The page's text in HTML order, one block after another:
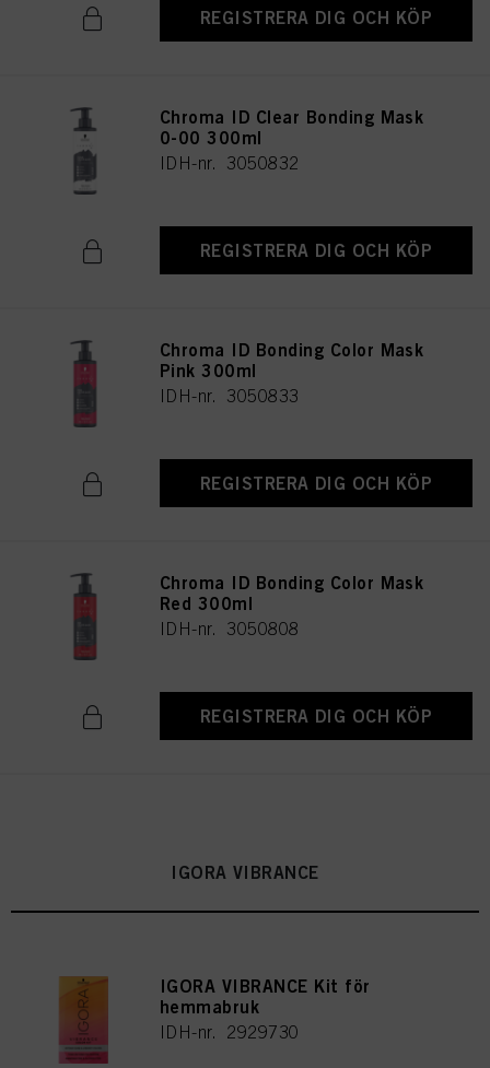
REGISTRERA DIG OCH KÖP
Chroma ID Clear Bonding Mask
0-00 300ml
IDH-nr. 3050832
REGISTRERA DIG OCH KÖP
Chroma ID Bonding Color Mask
Pink 300ml
IDH-nr. 3050833
REGISTRERA DIG OCH KÖP
Chroma ID Bonding Color Mask
Red 300ml
IDH-nr. 3050808
REGISTRERA DIG OCH KÖP
IGORA VIBRANCE
IGORA VIBRANCE Kit för
hemmabruk
IDH-nr. 2929730